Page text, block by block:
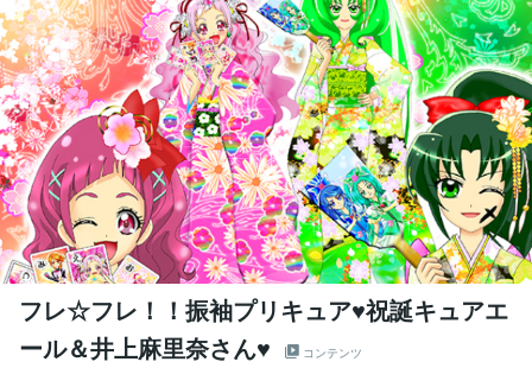
フレ☆フレ！！振袖プリキュア♥祝誕キュアエ
ール＆井上麻里奈さん♥
コンテンツ